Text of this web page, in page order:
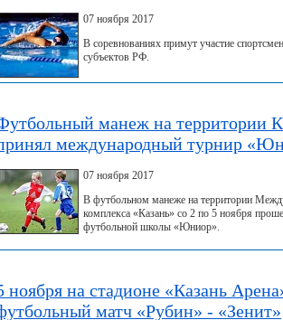
07 ноября 2017
В соревнованиях примут участие
субъектов РФ.
манеж на территории
международный турнир
07 ноября 2017
В футбольном манеже на территории
комплекса «Казань» со 2 по 5 ноября
футбольной школы «Юниор».
ноября на стадионе «Казань
матч «Рубин» - «Зенит»